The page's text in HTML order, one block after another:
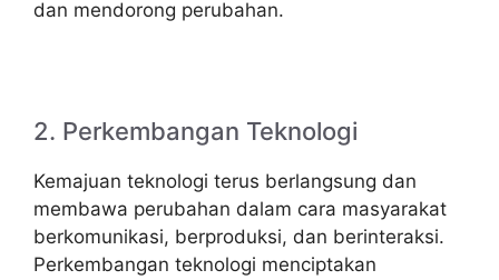
dan mendorong perubahan.
2. Perkembangan Teknologi
Kemajuan teknologi terus berlangsung dan
membawa perubahan dalam cara masyarakat
berkomunikasi, berproduksi, dan berinteraksi.
Perkembangan teknologi menciptakan